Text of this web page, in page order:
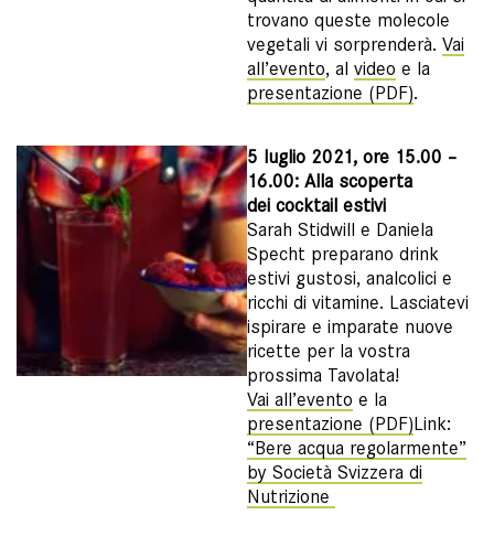
trovano queste molecole
vegetali vi sorprenderà. Vai
all’evento, al video e la
presentazione (PDF).
5 luglio 2021, ore 15.00 –
16.00: Alla scoperta
dei cocktail estivi
Sarah Stidwill e Daniela
Specht preparano drink
estivi gustosi, analcolici e
ricchi di vitamine. Lasciatevi
ispirare e imparate nuove
ricette per la vostra
prossima Tavolata!
Vai all’evento e la
presentazione (PDF)Link:
“Bere acqua regolarmente”
by Società Svizzera di
Nutrizione